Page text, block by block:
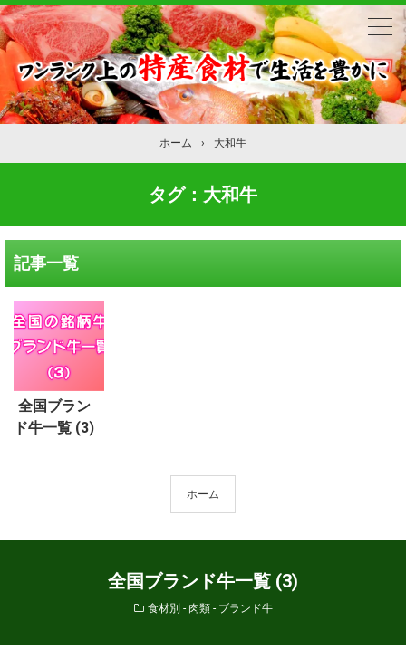
ホーム › 大和牛
タグ：大和牛
記事一覧
全国ブラン
ド牛一覧 (3)
ホーム
全国ブランド牛一覧 (3)
食材別 - 肉類 - ブランド牛